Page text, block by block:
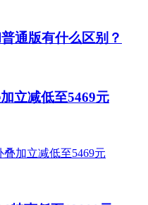
通版有什么区别？
立减低至5469元